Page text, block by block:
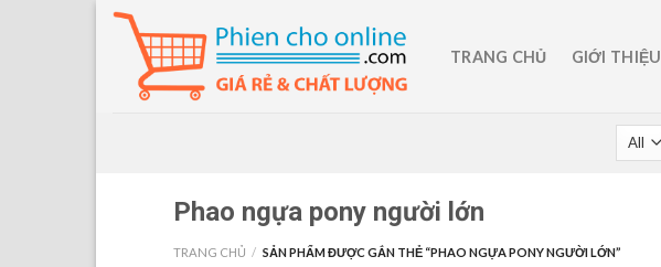
Skip
content
TRANG CHỦ GIỚI THIỆU
Phao ngựa pony người lớn
TRANG CHỦ / SẢN PHẨM ĐƯỢC GẮN THẺ “PHAO NGỰA PONY NGƯỜI LỚN”